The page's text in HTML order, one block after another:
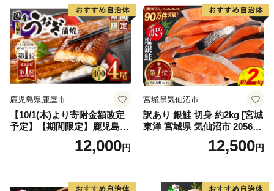
鹿児島県鹿屋市
【10/1(木)より寄附金額改定
予定】【期間限定】鹿児島県
大隅産うなぎ蒲焼4尾（400
g） KN007-02312,000円
宮城県気仙沼市
訳あり 銀鮭 切身 約2kg [宮城
東洋 宮城県 気仙沼市 205649
91] 鮭 魚介類 海鮮 訳アリ 規
格外 不揃い さけ サケ 鮭切身
切り身 魚 わけあり
12,500円